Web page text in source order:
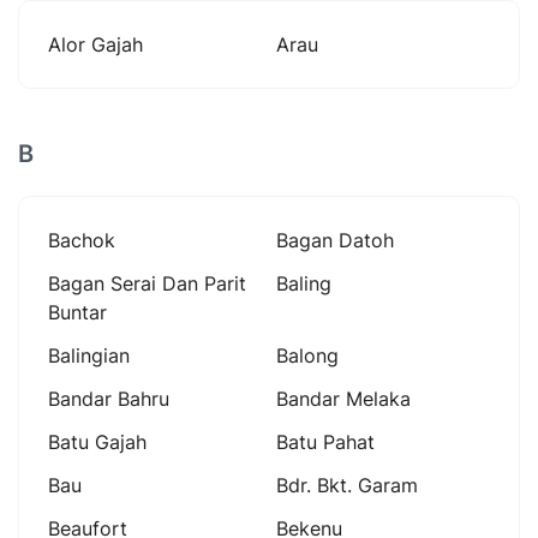
Alor Gajah Arau
B
Bachok
Bagan Datoh
Bagan Serai Dan Parit
Buntar
Baling
Balingian
Balong
Bandar Bahru
Bandar Melaka
Batu Gajah
Batu Pahat
Bau
Bdr. Bkt. Garam
Beaufort
Bekenu